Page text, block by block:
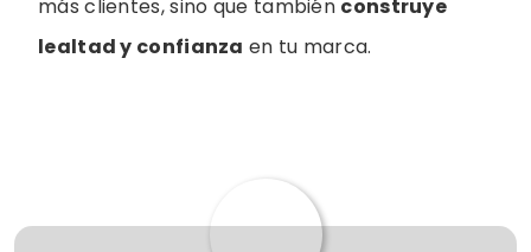
más clientes, sino que también construye
lealtad y confianza en tu marca.